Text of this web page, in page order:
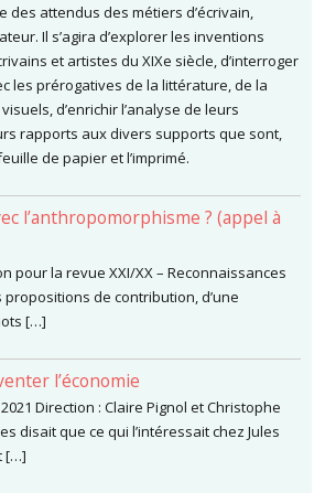
des attendus des métiers d’écrivain,
Il s’agira d’explorer les inventions
et artistes du XIXe siècle, d’interroger
les prérogatives de la littérature, de la
d’enrichir l’analyse de leurs
rapports aux divers supports que sont,
de papier et l’imprimé.
l’anthropomorphisme ? (appel à
pour la revue XXI/XX – Reconnaissances
propositions de contribution, d’une
[…]
l’économie
Direction : Claire Pignol et Christophe
disait que ce qui l’intéressait chez Jules
[…]